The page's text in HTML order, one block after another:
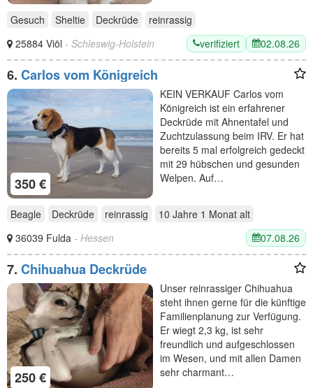
Gesuch Sheltie Deckrüde
reinrassig
25884 Viöl - Schleswig-Holstein verifiziert 02.08.26
6. Carlos vom Königreich
350 €
KEIN VERKAUF Carlos vom
Königreich ist ein erfahrener
Deckrüde mit Ahnentafel und
Zuchtzulassung beim IRV. Er hat
bereits 5 mal erfolgreich gedeckt
mit 29 hübschen und gesunden
Welpen. Auf…
Beagle Deckrüde reinrassig 10 Jahre 1 Monat alt
36039 Fulda - Hessen 07.08.26
7. Chihuahua Deckrüde
250 €
Unser reinrassiger Chihuahua
steht ihnen gerne für die künftige
Familienplanung zur Verfügung.
Er wiegt 2,3 kg, ist sehr
freundlich und aufgeschlossen
im Wesen, und mit allen Damen
sehr charmant…